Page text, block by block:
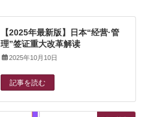
【2025年最新版】日本“经营·管
理”签证重大改革解读
2025年10月10日
記事を読む